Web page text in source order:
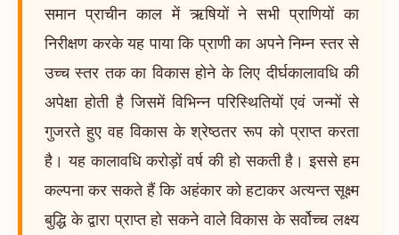
समान प्राचीन काल में ऋषियों ने सभी प्राणियों का
निरीक्षण करके यह पाया कि प्राणी का अपने निम्न स्तर से
उच्च स्तर तक का विकास होने के लिए दीर्घकालावधि की
अपेक्षा होती है जिसमें विभिन्न परिस्थितियों एवं जन्मों से
गुजरते हुए वह विकास के श्रेष्ठतर रूप को प्राप्त करता
है। यह कालावधि करोड़ों वर्ष की हो सकती है। इससे हम
कल्पना कर सकते हैं कि अहंकार को हटाकर अत्यन्त सूक्ष्म
बुद्धि के द्वारा प्राप्त हो सकने वाले विकास के सर्वोच्च लक्ष्य